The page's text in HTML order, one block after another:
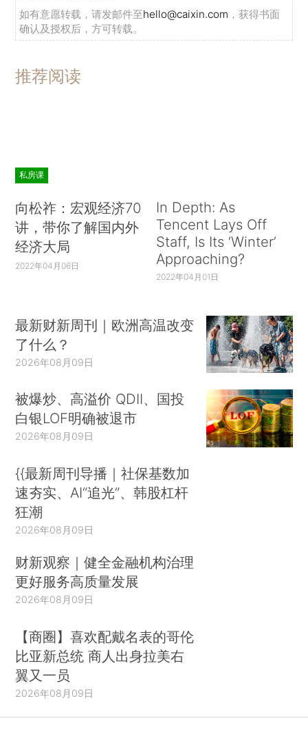
如有意愿转载，请发邮件至hello@caixin.com ，获得书面
确认及授权后，方可转载。
推荐阅读
私房课
向松祚：宏观经济70
讲，带你了解国内外
经济大局
2022年04月06日
In Depth: As
Tencent Lays Off
Staff, Is Its ‘Winter’
Approaching?
2022年04月01日
最新财新周刊｜欧洲高温改变
了什么？
2026年08月09日
被爆炒、高溢价 QDII、国投
白银LOF明确被退市
2026年08月09日
{{最新周刊导播｜社保基数加
速夯实、AI“追光”、韩股杠杆
狂潮
2026年08月09日
财新观察｜健全金融机构治理
更好服务高质量发展
2026年08月09日
【商圈】喜欢配戴名表的哥伦
比亚新总统 商人出身拉美右
翼又一员
2026年08月09日